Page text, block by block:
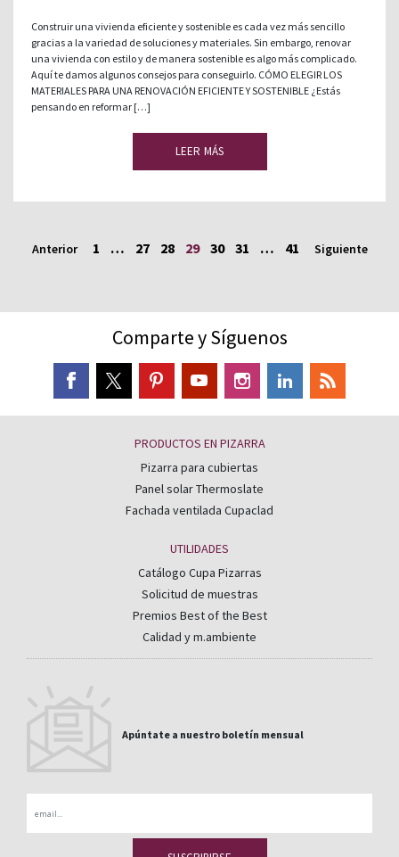
Construir una vivienda eficiente y sostenible es cada vez más sencillo
gracias a la variedad de soluciones y materiales. Sin embargo, renovar
una vivienda con estilo y de manera sostenible es algo más complicado.
Aquí te damos algunos consejos para conseguirlo. CÓMO ELEGIR LOS
MATERIALES PARA UNA RENOVACIÓN EFICIENTE Y SOSTENIBLE ¿Estás
pensando en reformar […]
LEER MÁS
Anterior 1 … 27 28 29 30 31 … 41 Siguiente
Comparte y Síguenos
PRODUCTOS EN PIZARRA
Pizarra para cubiertas
Panel solar Thermoslate
Fachada ventilada Cupaclad
UTILIDADES
Catálogo Cupa Pizarras
Solicitud de muestras
Premios Best of the Best
Calidad y m.ambiente
Apúntate a nuestro boletín mensual